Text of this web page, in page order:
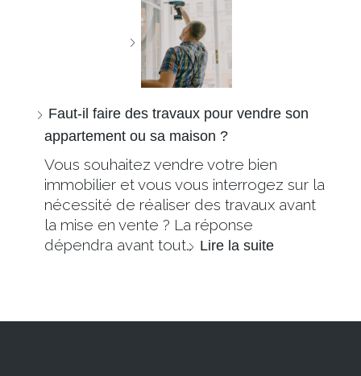
Faut-il faire des travaux pour vendre son
appartement ou sa maison ?
Vous souhaitez vendre votre bien
immobilier et vous vous interrogez sur la
nécessité de réaliser des travaux avant
la mise en vente ? La réponse
dépendra avant tout… Lire la suite